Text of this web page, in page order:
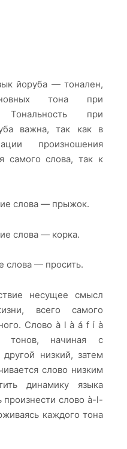
йоруба — тонален,
тона при
при
важна, так как в
произношения
самого слова, так к
слова — прыжок.
слова — корка.
слова — просить.
несущее смысл
всего самого
Слово à l à á f í à
тонов, начиная с
низкий, затем
слово низким
динамику языка
произнести слово à-l-
каждого тона